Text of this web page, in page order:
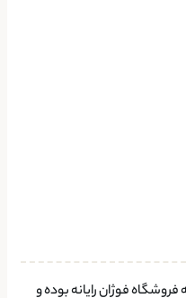
فوژان رایانه بوده و